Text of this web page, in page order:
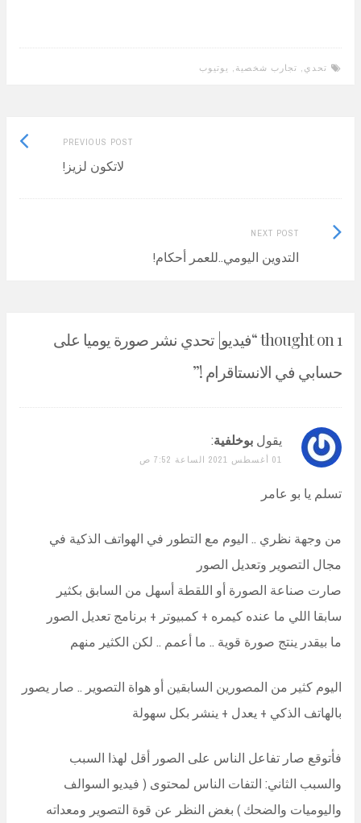
تحدي , تجارب شخصية , يوتيوب
PREVIOUS POST
Previous
post:لاتكون لزيز!
NEXT POST
التدوين اليومي..للعمر أحكام!
Next
Post:
1 thought on “
فيديو| تحدي نشر صورة يوميا على
حسابي في الانستاقرام !”
يقول بوخلفية:
01 أغسطس 2021 الساعة 7:52 ص
تسلم يا بو عامر
من وجهة نظري .. اليوم مع التطور في الهواتف الذكية في
مجال التصوير وتعديل الصور
صارت صناعة الصورة أو اللقطة أسهل من السابق بكثير
سابقا اللي ما عنده كيمره + كمبيوتر + برنامج تعديل الصور
ما بيقدر ينتج صورة قوية .. ما أعمم .. لكن الكثير منهم
اليوم كثير من المصورين السابقين أو هواة التصوير .. صار يصور
بالهاتف الذكي + يعدل + ينشر بكل سهولة
فأتوقع صار تفاعل الناس على الصور أقل لهذا السبب
والسبب الثاني: التفات الناس لمحتوى ( فيديو السوالف
واليوميات والضحك ) بغض النظر عن قوة التصوير ومعداته